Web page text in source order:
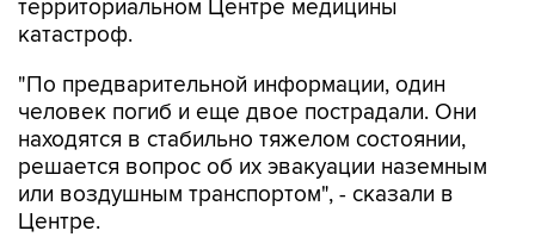
"По предварительной информации, один
находятся в стабильно тяжелом состоянии,
решается вопрос об их эвакуации наземным
или воздушным транспортом", - сказали в
Центре.
Асачинское золоторудное месторождение